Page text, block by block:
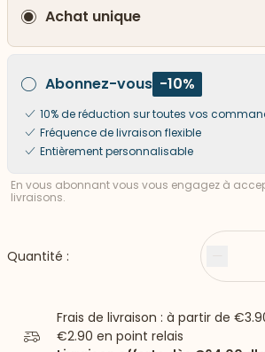
Achat unique
Abonnez-vous -10%
10% de réduction sur toutes vos
Fréquence de livraison flexible
Entièrement personnalisable
En vous abonnant vous vous engagez à
livraisons.
Quantité : Moins
Frais de livraison : à partir de
€2.90 en point relais